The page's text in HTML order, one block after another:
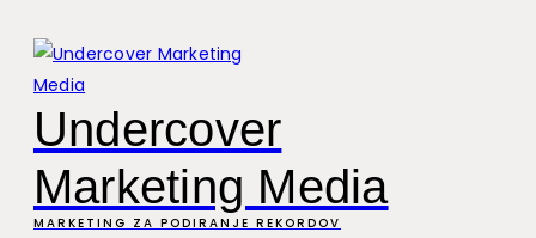
Undercover
Marketing Media
MARKETING ZA PODIRANJE REKORDOV